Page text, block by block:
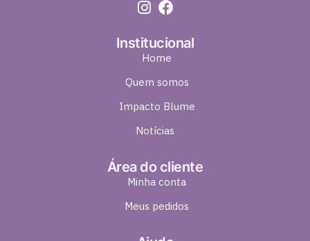
Institucional
Home
Quem somos
Impacto Blume
Notícias
Área do cliente
Minha conta
Meus pedidos